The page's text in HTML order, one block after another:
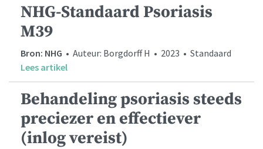
NHG-Standaard Psoriasis
M39
Bron: NHG • Auteur: Borgdorff H • 2023 • Standaard
Lees artikel
Behandeling psoriasis steeds
preciezer en effectiever
(inlog vereist)